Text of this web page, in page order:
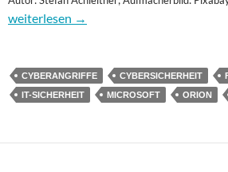
So funktionierte der Angriff auf
weiterlesen →
CYBERANGRIFFE CYBERSICHERHEIT
IT-SICHERHEIT
MICROSOFT ORION